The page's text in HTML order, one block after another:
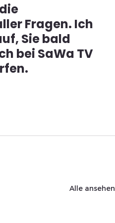
Fragen. Ich
Sie bald
bei SaWa TV
Alle ansehen